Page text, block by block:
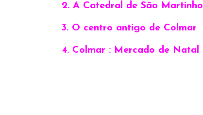
2. A Catedral de São Martinho
3. O centro antigo de Colmar
4. Colmar : Mercado de Natal